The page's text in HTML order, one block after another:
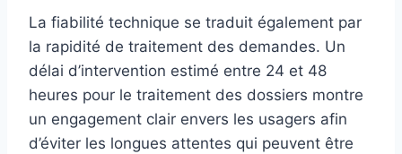
La fiabilité technique se traduit également par
la rapidité de traitement des demandes. Un
délai d’intervention estimé entre 24 et 48
heures pour le traitement des dossiers montre
un engagement clair envers les usagers afin
d’éviter les longues attentes qui peuvent être